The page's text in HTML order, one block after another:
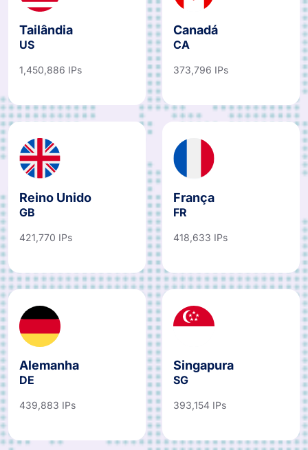
Tailândia
US
Canadá
CA
Reino Unido
GB
França
FR
Alemanha
DE
Singapura
SG